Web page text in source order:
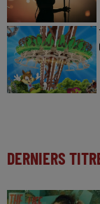
DERNIERS